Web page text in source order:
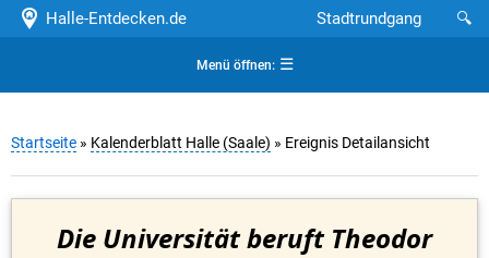
Halle-Entdecken.de 🔍
Stadtrundgang
Menü öffnen:☰
Startseite » Kalenderblatt Halle (Saale) » Ereignis Detailansicht
Die Universität beruft Theodor